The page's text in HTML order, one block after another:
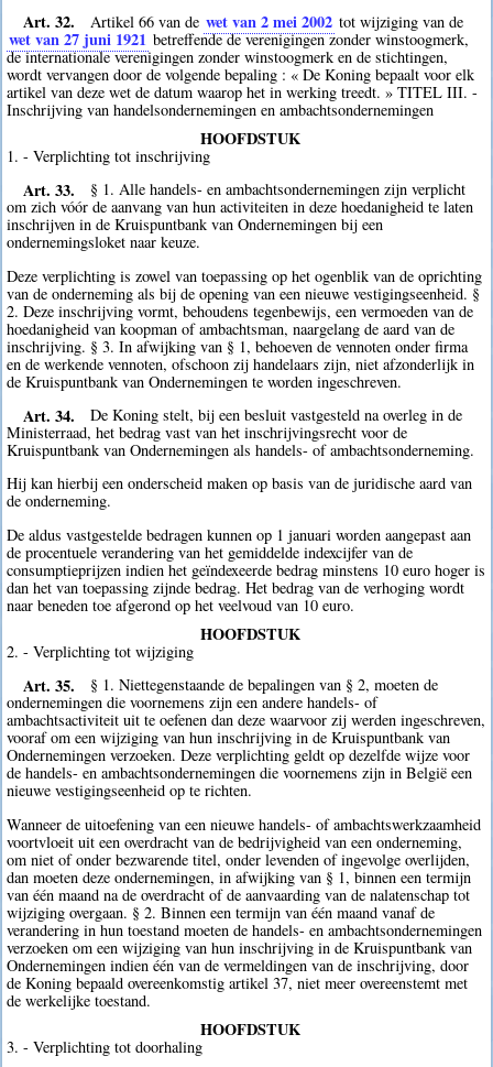
Art. 32. Artikel 66 van de wet van 2 mei 2002 tot wijziging van de
wet van 27 juni 1921 betreffende de verenigingen zonder winstoogmerk,
de internationale verenigingen zonder winstoogmerk en de stichtingen,
wordt vervangen door de volgende bepaling : « De Koning bepaalt voor elk
artikel van deze wet de datum waarop het in werking treedt. » TITEL III. -
Inschrijving van handelsondernemingen en ambachtsondernemingen
HOOFDSTUK
1. - Verplichting tot inschrijving
Art. 33.
§ 1. Alle handels- en ambachtsondernemingen zijn verplicht
om zich vóór de aanvang van hun activiteiten in deze hoedanigheid te laten
inschrijven in de Kruispuntbank van Ondernemingen bij een
ondernemingsloket naar keuze.
Deze verplichting is zowel van toepassing op het ogenblik van de oprichting
van de onderneming als bij de opening van een nieuwe vestigingseenheid. §
2. Deze inschrijving vormt, behoudens tegenbewijs, een vermoeden van de
hoedanigheid van koopman of ambachtsman, naargelang de aard van de
inschrijving. § 3. In afwijking van § 1, behoeven de vennoten onder firma
en de werkende vennoten, ofschoon zij handelaars zijn, niet afzonderlijk in
de Kruispuntbank van Ondernemingen te worden ingeschreven.
Art. 34.
De Koning stelt, bij een besluit vastgesteld na overleg in de
Ministerraad, het bedrag vast van het inschrijvingsrecht voor de
Kruispuntbank van Ondernemingen als handels- of ambachtsonderneming.
Hij kan hierbij een onderscheid maken op basis van de juridische aard van
de onderneming.
De aldus vastgestelde bedragen kunnen op 1 januari worden aangepast aan
de procentuele verandering van het gemiddelde indexcijfer van de
consumptieprijzen indien het geïndexeerde bedrag minstens 10 euro hoger is
dan het van toepassing zijnde bedrag. Het bedrag van de verhoging wordt
naar beneden toe afgerond op het veelvoud van 10 euro.
HOOFDSTUK
2. - Verplichting tot wijziging
Art. 35.
§ 1. Niettegenstaande de bepalingen van § 2, moeten de
ondernemingen die voornemens zijn een andere handels- of
ambachtsactiviteit uit te oefenen dan deze waarvoor zij werden ingeschreven,
vooraf om een wijziging van hun inschrijving in de Kruispuntbank van
Ondernemingen verzoeken. Deze verplichting geldt op dezelfde wijze voor
de handels- en ambachtsondernemingen die voornemens zijn in België een
nieuwe vestigingseenheid op te richten.
Wanneer de uitoefening van een nieuwe handels- of ambachtswerkzaamheid
voortvloeit uit een overdracht van de bedrijvigheid van een onderneming,
om niet of onder bezwarende titel, onder levenden of ingevolge overlijden,
dan moeten deze ondernemingen, in afwijking van § 1, binnen een termijn
van één maand na de overdracht of de aanvaarding van de nalatenschap tot
wijziging overgaan. § 2. Binnen een termijn van één maand vanaf de
verandering in hun toestand moeten de handels- en ambachtsondernemingen
verzoeken om een wijziging van hun inschrijving in de Kruispuntbank van
Ondernemingen indien één van de vermeldingen van de inschrijving, door
de Koning bepaald overeenkomstig artikel 37, niet meer overeenstemt met
de werkelijke toestand.
HOOFDSTUK
3. - Verplichting tot doorhaling